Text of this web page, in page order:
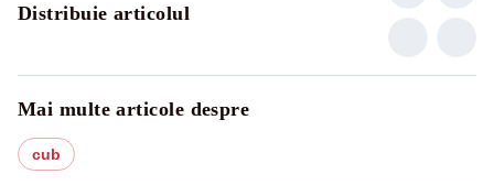
Distribuie articolul
Mai multe articole despre
cub